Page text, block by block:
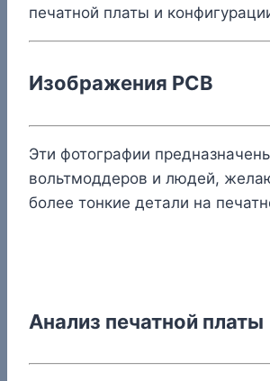
печатной платы и
Изображения PCB
Эти фотографии
вольтмоддеров и людей,
более тонкие детали на
Анализ печатной платы